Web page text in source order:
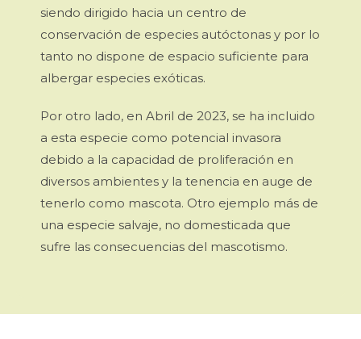
siendo dirigido hacia un centro de
conservación de especies autóctonas y por lo
tanto no dispone de espacio suficiente para
albergar especies exóticas.
Por otro lado, en Abril de 2023, se ha incluido
a esta especie como potencial invasora
debido a la capacidad de proliferación en
diversos ambientes y la tenencia en auge de
tenerlo como mascota. Otro ejemplo más de
una especie salvaje, no domesticada que
sufre las consecuencias del mascotismo.